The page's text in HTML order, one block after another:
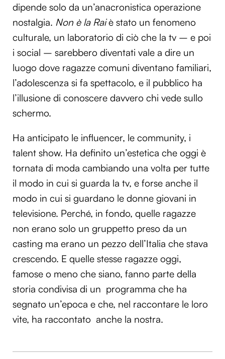
dipende solo da un’anacronistica operazione
nostalgia. Non è la Raiè stato un fenomeno
culturale, un laboratorio di ciò che la tv – e poi
i social – sarebbero diventati vale a dire un
luogo dove ragazze comuni diventano familiari,
l’adolescenza si fa spettacolo, e il pubblico ha
l’illusione di conoscere davvero chi vede sullo
schermo.
Ha anticipato le influencer, le community, i
talent show. Ha definito un’estetica che oggi è
tornata di moda cambiando una volta per tutte
il modo in cui si guarda la tv, e forse anche il
modo in cui si guardano le donne giovani in
televisione. Perché, in fondo, quelle ragazze
non erano solo un gruppetto preso da un
casting ma erano un pezzo dell’Italia che stava
crescendo. E quelle stesse ragazze oggi,
famose o meno che siano, fanno parte della
storia condivisa di un programma che ha
segnato un’epoca e che, nel raccontare le loro
vite, ha raccontato anche la nostra.